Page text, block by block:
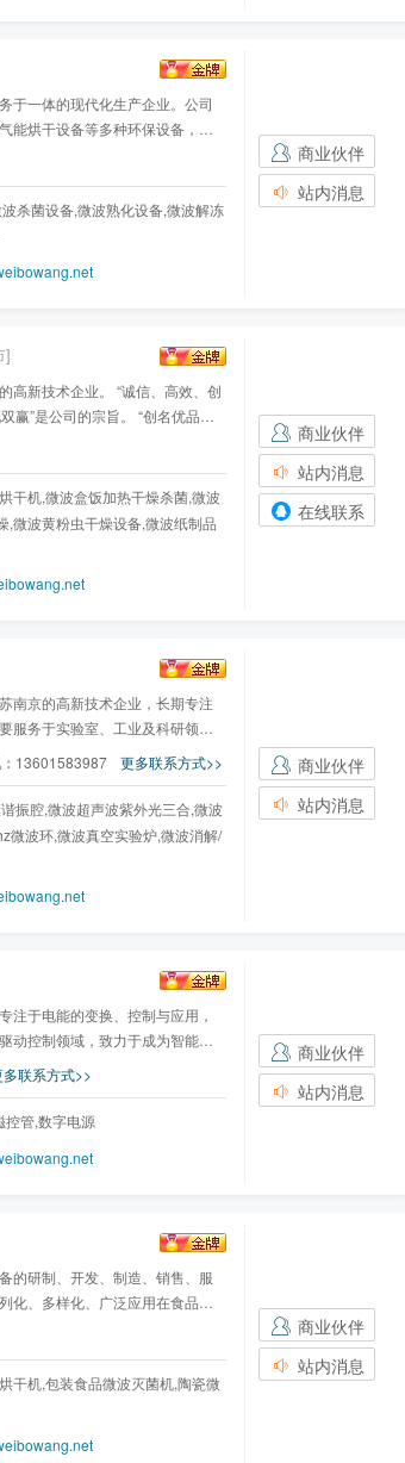
于一体的现代化生产企业。公司
烘干设备等多种环保设备，以
杀菌设备,微波熟化设备,微波解冻
商业伙伴
站内消息
]
高新技术企业。 “诚信、高效、创
赢”是公司的宗旨。 “创名优品
干机,微波盒饭加热干燥杀菌,微波
,微波黄粉虫干燥设备,微波纸制品
商业伙伴
站内消息
在线联系
南京的高新技术企业，长期专注
服务于实验室、工业及科研领
13601583987 更多联系方式>>
振腔,微波超声波紫外光三合,微波
微波环,微波真空实验炉,微波消解/
商业伙伴
站内消息
注于电能的变换、控制与应用，
控制领域，致力于成为智能数
多联系方式>>
控管,数字电源
商业伙伴
站内消息
的研制、开发、制造、销售、服
、多样化、广泛应用在食品、
干机,包装食品微波灭菌机,陶瓷微
商业伙伴
站内消息